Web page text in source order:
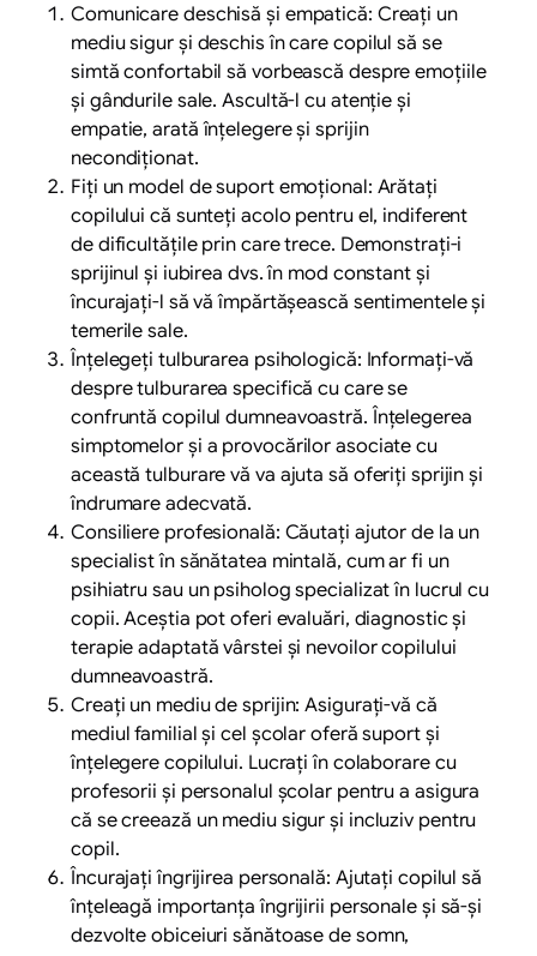
Comunicare deschisă și empatică: Creați un
mediu sigur și deschis în care copilul să se
simtă confortabil să vorbească despre emoțiile
și gândurile sale. Ascultă-l cu atenție și
empatie, arată înțelegere și sprijin
necondiționat.
Fiți un model de suport emoțional: Arătați
copilului că sunteți acolo pentru el, indiferent
de dificultățile prin care trece. Demonstrați-i
sprijinul și iubirea dvs. în mod constant și
încurajați-l să vă împărtășească sentimentele și
temerile sale.
Înțelegeți tulburarea psihologică: Informați-vă
despre tulburarea specifică cu care se
confruntă copilul dumneavoastră. Înțelegerea
simptomelor și a provocărilor asociate cu
această tulburare vă va ajuta să oferiți sprijin și
îndrumare adecvată.
Consiliere profesională: Căutați ajutor de la un
specialist în sănătatea mintală, cum ar fi un
psihiatru sau un psiholog specializat în lucrul cu
copii. Aceștia pot oferi evaluări, diagnostic și
terapie adaptată vârstei și nevoilor copilului
dumneavoastră.
Creați un mediu de sprijin: Asigurați-vă că
mediul familial și cel școlar oferă suport și
înțelegere copilului. Lucrați în colaborare cu
profesorii și personalul școlar pentru a asigura
că se creează un mediu sigur și incluziv pentru
copil.
Încurajați îngrijirea personală: Ajutați copilul să
înțeleagă importanța îngrijirii personale și să-și
dezvolte obiceiuri sănătoase de somn,